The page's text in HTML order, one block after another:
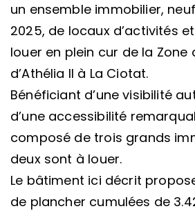
un ensemble immobilier,
2025, de locaux d’activités
louer en plein cur de la Zone
d’Athélia II à La Ciotat.
Bénéficiant d’une visibilité
d’une accessibilité
composé de trois grands
deux sont à louer.
Le bâtiment ici décrit
de plancher cumulées de